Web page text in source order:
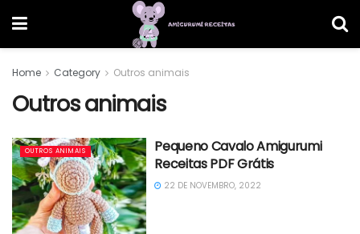
Home Category Outros animais
Outros animais
OUTROS ANIMAIS
Pequeno Cavalo Amigurumi
Receitas PDF Grátis
22 DE NOVEMBRO, 2022